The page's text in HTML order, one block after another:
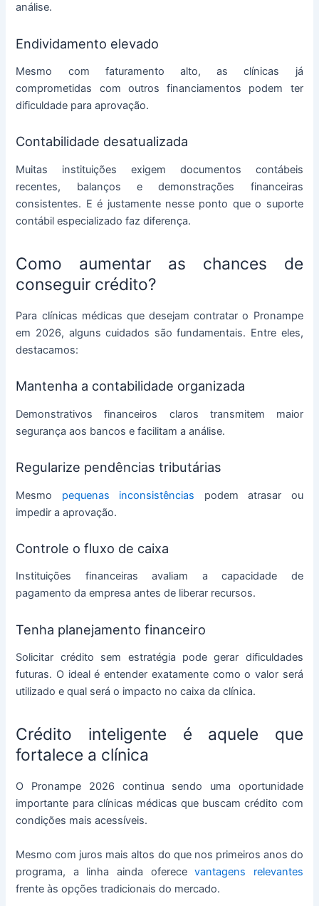
análise.
Endividamento elevado
Mesmo com faturamento alto, as clínicas já
comprometidas com outros financiamentos podem ter
dificuldade para aprovação.
Contabilidade desatualizada
Muitas instituições exigem documentos contábeis
recentes, balanços e demonstrações financeiras
consistentes. E é justamente nesse ponto que o suporte
contábil especializado faz diferença.
Como aumentar as chances de
conseguir crédito?
Para clínicas médicas que desejam contratar o Pronampe
em 2026, alguns cuidados são fundamentais. Entre eles,
destacamos:
Mantenha a contabilidade organizada
Demonstrativos financeiros claros transmitem maior
segurança aos bancos e facilitam a análise.
Regularize pendências tributárias
Mesmo pequenas inconsistências podem atrasar ou
impedir a aprovação.
Controle o fluxo de caixa
Instituições financeiras avaliam a capacidade de
pagamento da empresa antes de liberar recursos.
Tenha planejamento financeiro
Solicitar crédito sem estratégia pode gerar dificuldades
futuras. O ideal é entender exatamente como o valor será
utilizado e qual será o impacto no caixa da clínica.
Crédito inteligente é aquele que
fortalece a clínica
O Pronampe 2026 continua sendo uma oportunidade
importante para clínicas médicas que buscam crédito com
condições mais acessíveis.
Mesmo com juros mais altos do que nos primeiros anos do
programa, a linha ainda oferecevantagens relevantes
frente às opções tradicionais do mercado.